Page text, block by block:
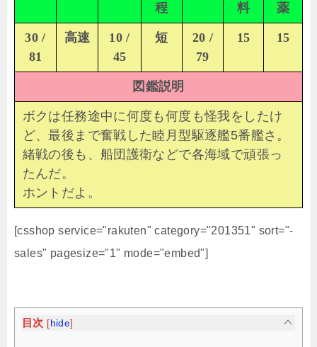
程
料
薬
30 /
81
高速
10 /
45
短
20 /
79
15 15
図鑑説明
ボクは任務途中に何度も何度も怪我をしたけ
ど、最後まで奮戦した睦月型駆逐艦5番艦さ。
緒戦の後も、船団護衛などで各海域で頑張っ
たんだ。
ホントだよ。
[csshop service="rakuten" category="201351" sort="-
sales" pagesize="1" mode="embed"]
目次 [ hide]